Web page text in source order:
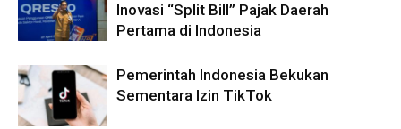
Inovasi “Split Bill” Pajak Daerah
Pertama di Indonesia
Pemerintah Indonesia Bekukan
Sementara Izin TikTok